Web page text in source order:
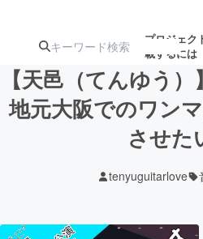
プロジェク
載するには
注目の新着プロ
【天邑（てんゆう
地元大阪でのワン
させた
tenyuguitarlove